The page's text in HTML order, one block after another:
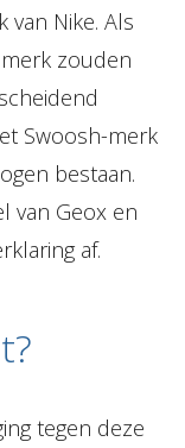
van Nike. Als
zouden
Swoosh-merk
bestaan.
van Geox en
af.
tegen deze